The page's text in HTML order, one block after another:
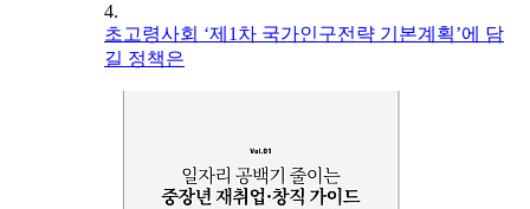
4.
초고령사회 ‘제1차 국가인구전략 기본계획’에 담
길 정책은